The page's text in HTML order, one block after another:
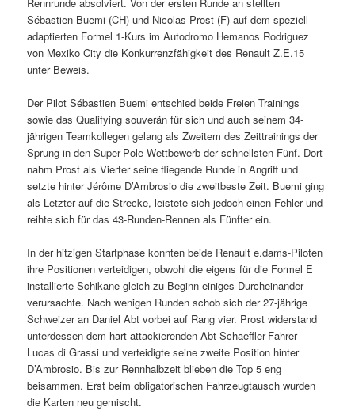
Sébastien Buemi (CH) und Nicolas Prost (F) auf dem speziell
adaptierten Formel 1-Kurs im Autodromo Hemanos Rodriguez
von Mexiko City die Konkurrenzfähigkeit des Renault Z.E.15
unter Beweis.
Der Pilot Sébastien Buemi entschied beide Freien Trainings
sowie das Qualifying souverän für sich und auch seinem 34-
jährigen Teamkollegen gelang als Zweitem des Zeittrainings der
Sprung in den Super-Pole-Wettbewerb der schnellsten Fünf. Dort
nahm Prost als Vierter seine fliegende Runde in Angriff und
setzte hinter Jérôme D’Ambrosio die zweitbeste Zeit. Buemi ging
als Letzter auf die Strecke, leistete sich jedoch einen Fehler und
reihte sich für das 43-Runden-Rennen als Fünfter ein.
In der hitzigen Startphase konnten beide Renault e.dams-Piloten
ihre Positionen verteidigen, obwohl die eigens für die Formel E
installierte Schikane gleich zu Beginn einiges Durcheinander
verursachte. Nach wenigen Runden schob sich der 27-jährige
Schweizer an Daniel Abt vorbei auf Rang vier. Prost widerstand
unterdessen dem hart attackierenden Abt-Schaeffler-Fahrer
Lucas di Grassi und verteidigte seine zweite Position hinter
D’Ambrosio. Bis zur Rennhalbzeit blieben die Top 5 eng
beisammen. Erst beim obligatorischen Fahrzeugtausch wurden
die Karten neu gemischt.